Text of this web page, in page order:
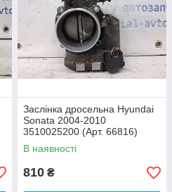
Заслінка дросельна Hyundai
Sonata 2004-2010
3510025200 (Арт. 66816)
В наявності
810 ₴